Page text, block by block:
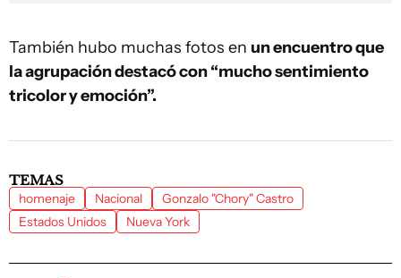
También hubo muchas fotos en un encuentro que
la agrupación destacó con “mucho sentimiento
tricolor y emoción”.
TEMAS
homenaje Nacional
Gonzalo "Chory" Castro
Estados Unidos
Nueva York